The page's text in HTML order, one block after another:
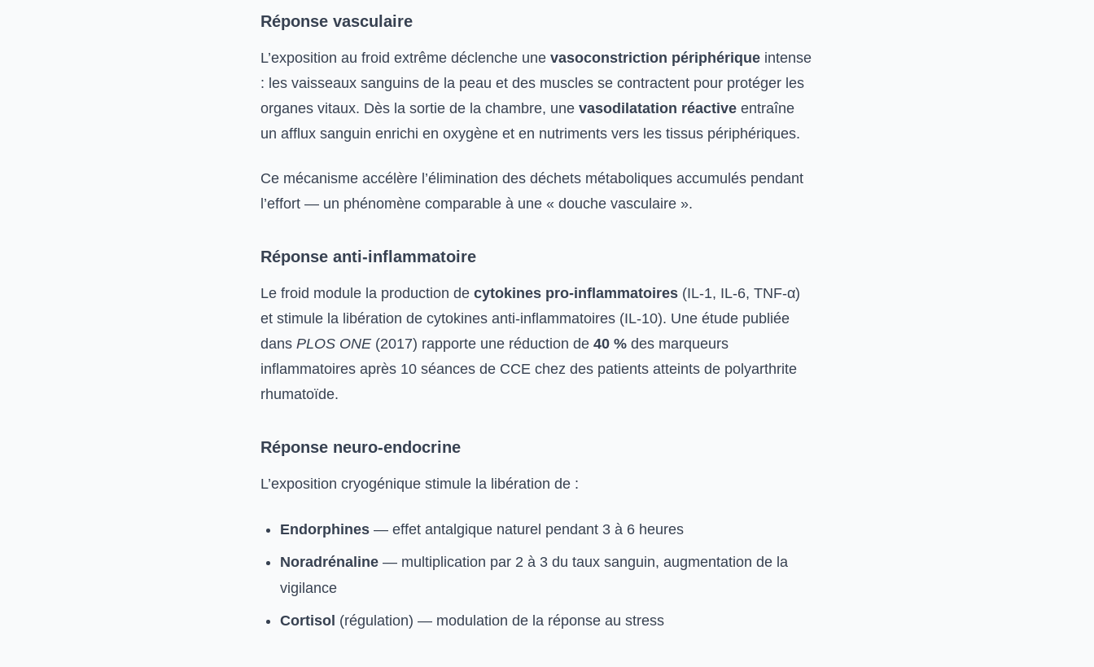
Réponse vasculaire
L’exposition au froid extrême déclenche une vasoconstriction périphérique intense
: les vaisseaux sanguins de la peau et des muscles se contractent pour protéger les
organes vitaux. Dès la sortie de la chambre, une vasodilatation réactive entraîne
un afflux sanguin enrichi en oxygène et en nutriments vers les tissus périphériques.
Ce mécanisme accélère l’élimination des déchets métaboliques accumulés pendant
l’effort — un phénomène comparable à une « douche vasculaire ».
Réponse anti-inflammatoire
Le froid module la production de cytokines pro-inflammatoires (IL-1, IL-6, TNF-α)
et stimule la libération de cytokines anti-inflammatoires (IL-10). Une étude publiée
dans PLOS ONE (2017) rapporte une réduction de 40 % des marqueurs
inflammatoires après 10 séances de CCE chez des patients atteints de polyarthrite
rhumatoïde.
Réponse neuro-endocrine
L’exposition cryogénique stimule la libération de :
Endorphines — effet antalgique naturel pendant 3 à 6 heures
Noradrénaline — multiplication par 2 à 3 du taux sanguin, augmentation de la
vigilance
Cortisol (régulation) — modulation de la réponse au stress